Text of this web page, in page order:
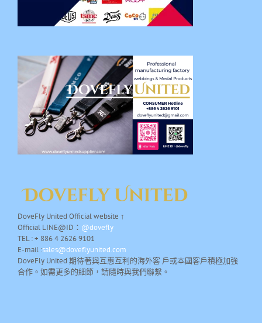
DoveFly United Official website ↑
Official LINE@ID： @dovefly
TEL : + 886 4 2626 9101
E-mail :sales@doveflyunited.com
DoveFly United 期待著與互惠互利的海外客 戶或本國客戶積極加強
合作。如需更多的細節，請隨時與我們聯繫。